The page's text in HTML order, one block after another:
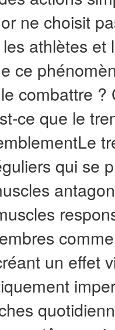
ne choisit
athlètes
ce
combattre ?
ce que le
qui se
un effet